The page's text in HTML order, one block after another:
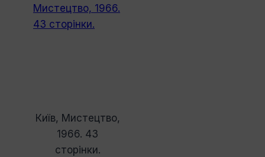
Київ, Мистецтво,
1966. 43
сторінки.